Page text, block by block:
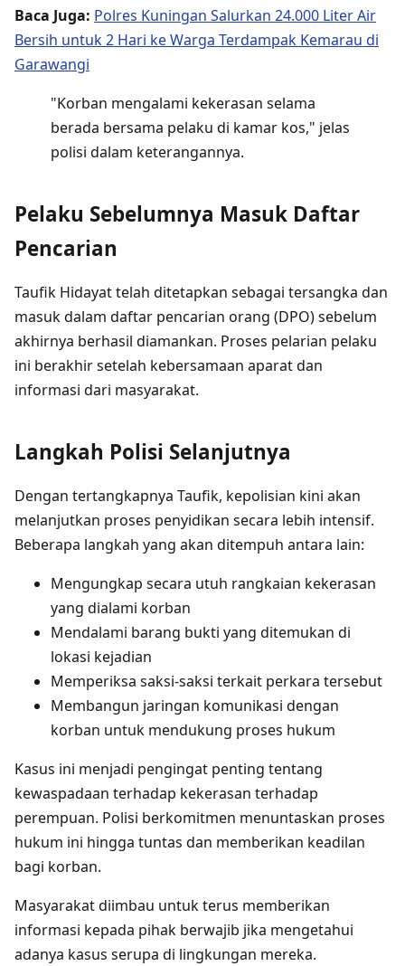
Baca Juga: Polres Kuningan Salurkan 24.000 Liter Air
Bersih untuk 2 Hari ke Warga Terdampak Kemarau di
Garawangi
"Korban mengalami kekerasan selama
berada bersama pelaku di kamar kos," jelas
polisi dalam keterangannya.
Pelaku Sebelumnya Masuk Daftar
Pencarian
Taufik Hidayat telah ditetapkan sebagai tersangka dan
masuk dalam daftar pencarian orang (DPO) sebelum
akhirnya berhasil diamankan. Proses pelarian pelaku
ini berakhir setelah kebersamaan aparat dan
informasi dari masyarakat.
Langkah Polisi Selanjutnya
Dengan tertangkapnya Taufik, kepolisian kini akan
melanjutkan proses penyidikan secara lebih intensif.
Beberapa langkah yang akan ditempuh antara lain:
Mengungkap secara utuh rangkaian kekerasan
yang dialami korban
Mendalami barang bukti yang ditemukan di
lokasi kejadian
Memperiksa saksi-saksi terkait perkara tersebut
Membangun jaringan komunikasi dengan
korban untuk mendukung proses hukum
Kasus ini menjadi pengingat penting tentang
kewaspadaan terhadap kekerasan terhadap
perempuan. Polisi berkomitmen menuntaskan proses
hukum ini hingga tuntas dan memberikan keadilan
bagi korban.
Masyarakat diimbau untuk terus memberikan
informasi kepada pihak berwajib jika mengetahui
adanya kasus serupa di lingkungan mereka.